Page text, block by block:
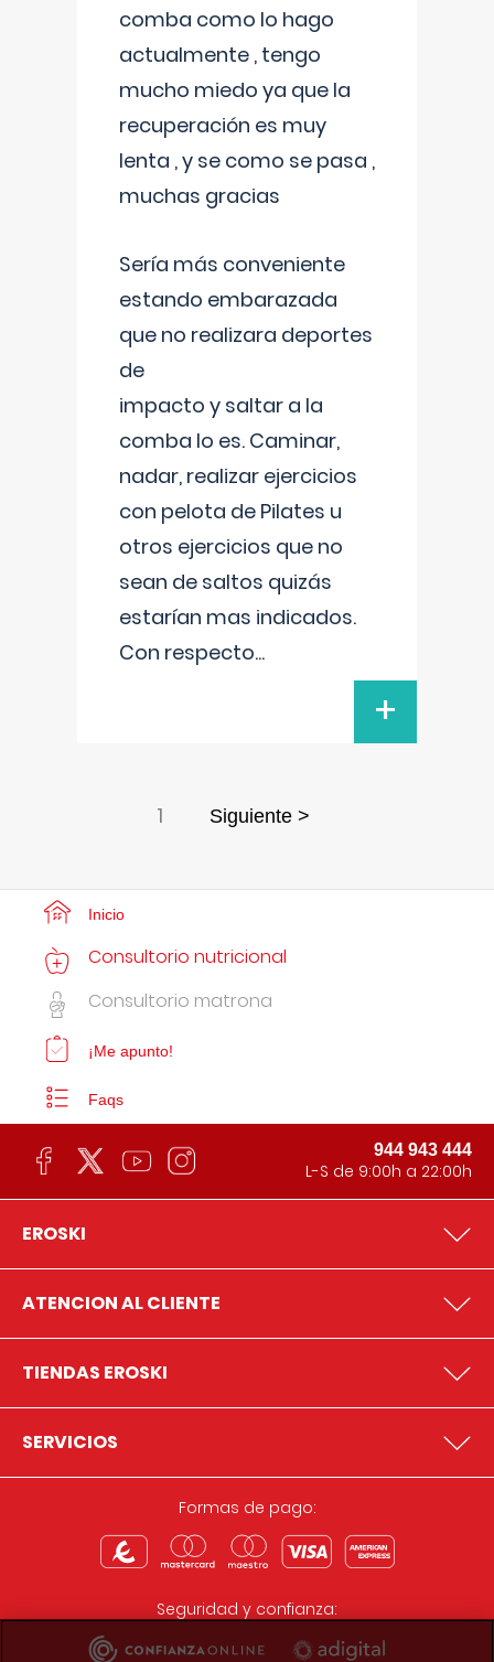
comba como lo hago
actualmente , tengo
mucho miedo ya que la
recuperación es muy
lenta , y se como se pasa ,
muchas gracias
Sería más conveniente
estando embarazada
que no realizara deportes
de
impacto y saltar a la
comba lo es. Caminar,
nadar, realizar ejercicios
con pelota de Pilates u
otros ejercicios que no
sean de saltos quizás
estarían mas indicados.
Con respecto...
+
1 Siguiente >
Inicio
Consultorio nutricional
Consultorio matrona
¡Me apunto!
Faqs
944 943 444
L-S de 9:00h a 22:00h
EROSKI
ATENCION AL CLIENTE
TIENDAS EROSKI
SERVICIOS
Formas de pago:
Seguridad y confianza: